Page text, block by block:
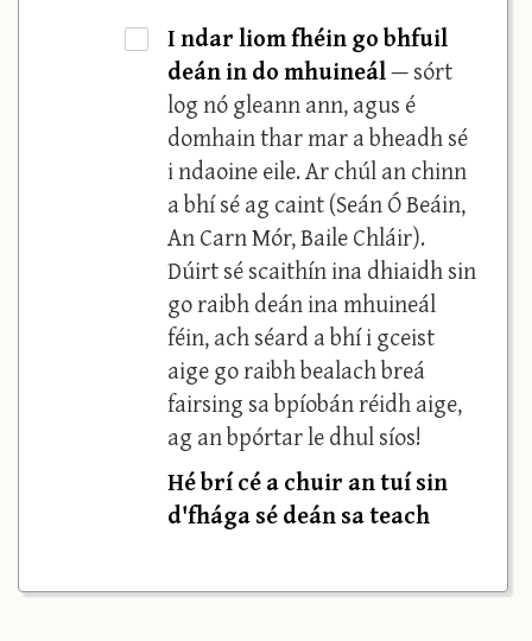
I ndar liom fhéin go bhfuil
deán in do mhuineál— sórt
log nó gleann ann, agus é
domhain thar mar a bheadh sé
i ndaoine eile. Ar chúl an chinn
a bhí sé ag caint (Seán Ó Beáin,
An Carn Mór, Baile Chláir).
Dúirt sé scaithín ina dhiaidh sin
go raibh deán ina mhuineál
féin, ach séard a bhí i gceist
aige go raibh bealach breá
fairsing sa bpíobán réidh aige,
ag an bpórtar le dhul síos!
Hé brí cé a chuir an tuí sin
d'fhága sé deán sa teach